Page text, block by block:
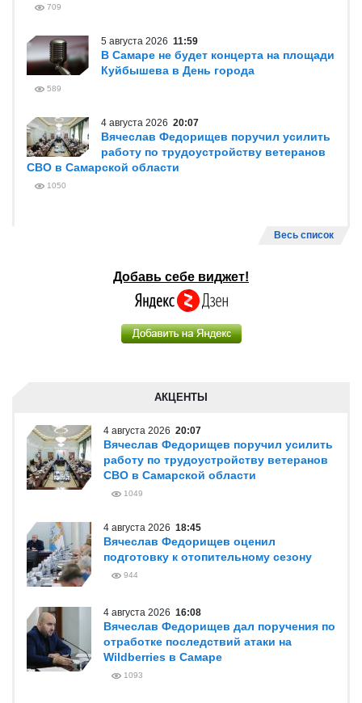
709
5 августа 2026 11:59
В Самаре не будет концерта на площади
Куйбышева в День города
589
4 августа 2026 20:07
Вячеслав Федорищев поручил усилить
работу по трудоустройству ветеранов
СВО в Самарской области
1050
Весь список
Добавь себе виджет!
АКЦЕНТЫ
4 августа 2026 20:07
Вячеслав Федорищев поручил усилить
работу по трудоустройству ветеранов
СВО в Самарской области
1049
4 августа 2026 18:45
Вячеслав Федорищев оценил
подготовку к отопительному сезону
944
4 августа 2026 16:08
Вячеслав Федорищев дал поручения по
отработке последствий атаки на
Wildberries в Самаре
1093